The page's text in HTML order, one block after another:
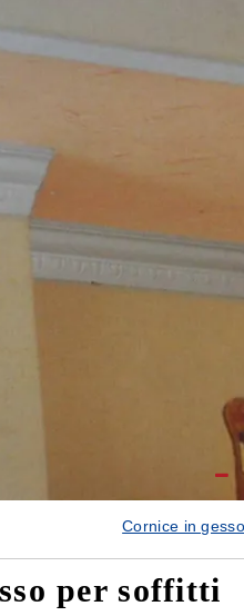
Cornice in
per soffitti
dal design innovativo